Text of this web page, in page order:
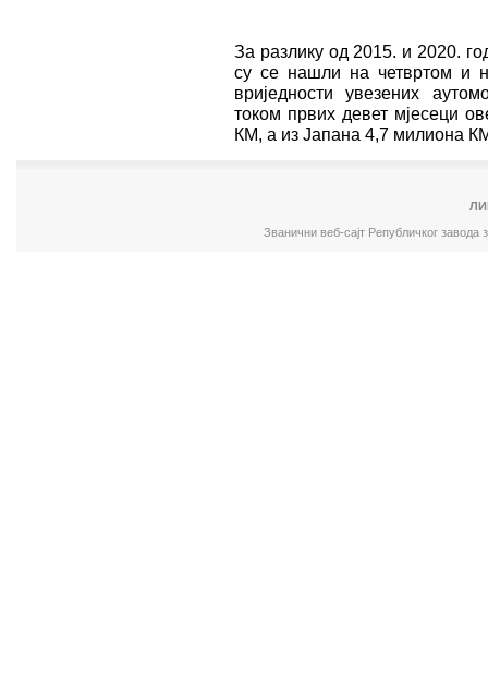
За разлику од 2015. и 2020.
су се нашли на четвртом и
вриједности увезених
током првих девет мјесеци
КМ, а из Јапана 4,7 милиона
Званични веб-сајт Републичког